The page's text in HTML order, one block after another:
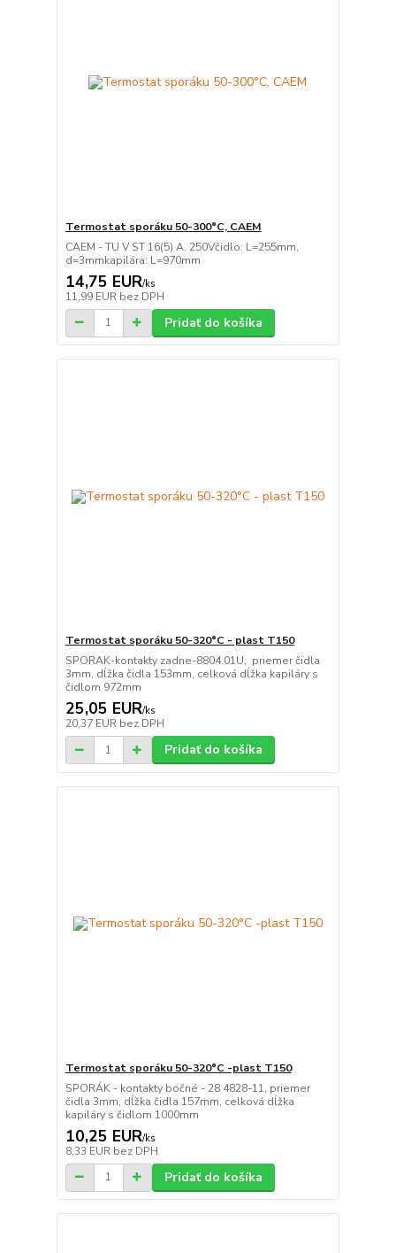
Termostat sporáku 50-300°C, CAEM
CAEM - TU V ST 16(5) A, 250Včidlo: L=255mm,
d=3mmkapilára: L=970mm
14,75 EUR/ks
11,99 EUR bez DPH
Pridať do košíka
Termostat sporáku 50-320°C - plast T150
SPORAK-kontakty zadne-8804.01U, priemer čidla
3mm, dĺžka čidla 153mm, celková dĺžka kapiláry s
čidlom 972mm
25,05 EUR/ks
20,37 EUR bez DPH
Pridať do košíka
Termostat sporáku 50-320°C -plast T150
SPORÁK - kontakty bočné - 28 4828-11, priemer
čidla 3mm, dĺžka čidla 157mm, celková dĺžka
kapiláry s čidlom 1000mm
10,25 EUR/ks
8,33 EUR bez DPH
Pridať do košíka